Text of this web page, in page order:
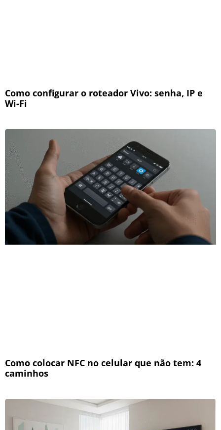
Como configurar o roteador Vivo: senha, IP e
Wi-Fi
Como colocar NFC no celular que não tem: 4
caminhos